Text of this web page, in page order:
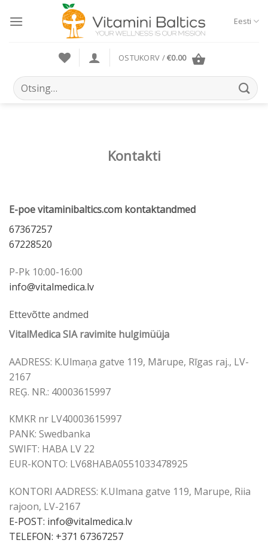
Eesti
OSTUKORV /€0.00
Otsi:
Kontakti
E-poe vitaminibaltics.com kontaktandmed
67367257
67228520
P-Pk 10:00-16:00
info@vitalmedica.lv
Ettevõtte andmed
VitalMedica SIA ravimite hulgimüüja
AADRESS: K.Ulmaņa gatve 119, Mārupe, Rīgas raj., LV-
2167
REĢ. NR.: 40003615997
KMKR nr LV40003615997
PANK: Swedbanka
SWIFT: HABA LV 22
EUR-KONTO: LV68HABA0551033478925
KONTORI AADRESS: K.Ulmana gatve 119, Marupe, Riia
rajoon, LV-2167
E-POST: info@vitalmedica.lv
TELEFON: +371 67367257